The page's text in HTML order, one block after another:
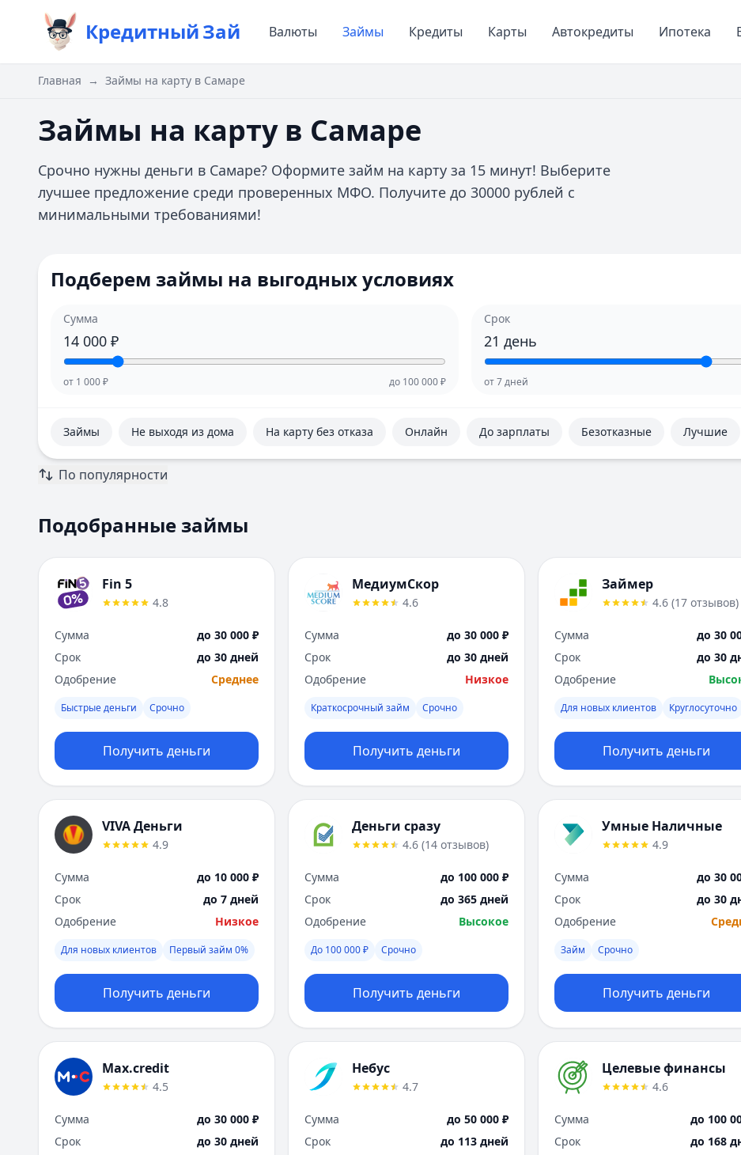
КредитныйЗай Валюты Займы Кредиты Карты Автокредиты Ипотека
Главная → Займы на карту в Самаре
Займы на карту в Самаре
Срочно нужны деньги в Самаре? Оформите займ на карту за 15 минут! Выберите
лучшее предложение среди проверенных МФО. Получите до 30000 рублей с
минимальными требованиями!
Подберем займы на выгодных условиях
Сумма
14 000 ₽
от 1 000₽ до 100 000₽
Срок
21 день
от7дней
Займы Не выходя из дома На карту без отказа Онлайн До зарплаты Безотказные Лучшие
По популярности
Подобранные займы
Fin 5
4.8
Сумма
до 30 000 ₽
Срок
до 30 дней
Одобрение
Среднее
Быстрые деньги Срочно
Получить деньги
МедиумСкор
4.6
Сумма
до 30 000 ₽
Срок
до 30 дней
Одобрение
Низкое
Краткосрочный займ Срочно
Получить деньги
Займер
4.6 (17 отзывов)
Сумма
до 30
Срок
до 30
Одобрение
Для новых клиентов Круглосуточно
Получить деньги
VIVA Деньги
4.9
Сумма
до 10 000 ₽
Срок
до 7 дней
Одобрение
Низкое
Для новых клиентов Первый займ 0%
Получить деньги
Деньги сразу
4.6 (14 отзывов)
Сумма
до 100 000 ₽
Срок
до 365 дней
Одобрение
Высокое
До 100 000 ₽ Срочно
Получить деньги
Умные Наличные
4.9
Сумма
до 30
Срок
до 30
Одобрение
Займ Срочно
Получить деньги
Max.credit
4.5
Сумма
до 30 000 ₽
Срок
до 30 дней
Небус
4.7
Сумма
до 50 000 ₽
Срок
до 113 дней
Целевые финансы
4.6
Сумма
до 100
Срок
до 168